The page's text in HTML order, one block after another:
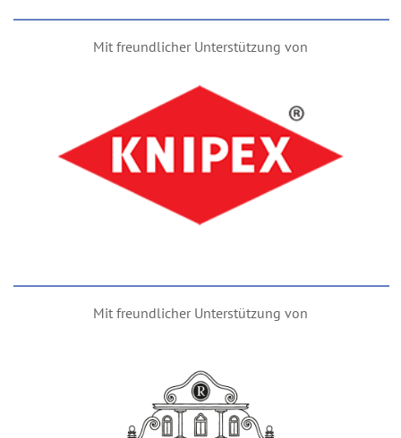
Mit freundlicher Unterstützung von
Mit freundlicher Unterstützung von